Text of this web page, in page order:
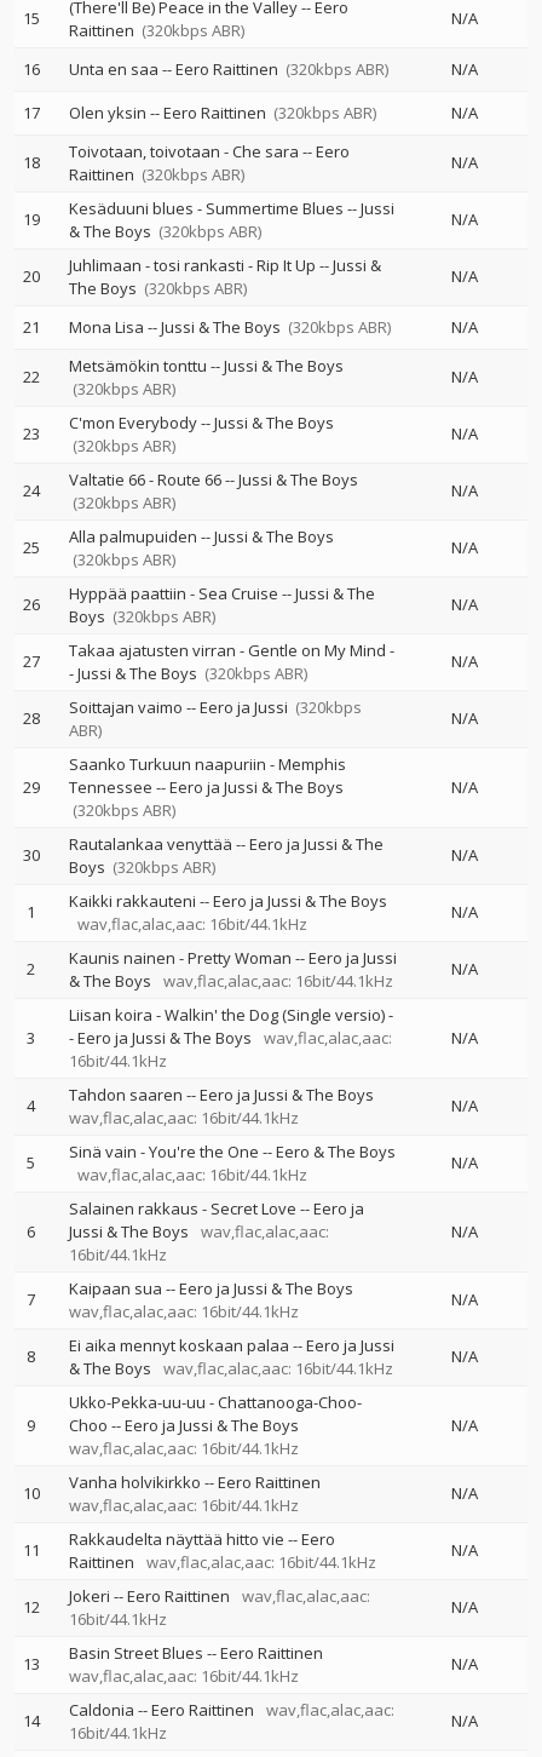
15 (There'll Be) Peace in the Valley--Eero
Raittinen (320kbps ABR)
N/A
16 Unta en saa --Eero Raittinen (320kbps ABR)
N/A
17
Olen yksin --Eero Raittinen (320kbps ABR) N/A
18 Toivotaan, toivotaan - Che sara --Eero
Raittinen (320kbps ABR)
N/A
19 Kesäduuni blues - Summertime Blues --Jussi
& The Boys (320kbps ABR)
N/A
20 Juhlimaan - tosi rankasti - Rip It Up --Jussi &
The Boys (320kbps ABR)
N/A
21 Mona Lisa --Jussi & The Boys (320kbps ABR) N/A
22 Metsämökin tonttu --Jussi & The Boys
(320kbps ABR)
N/A
23 C'mon Everybody--Jussi & The Boys
(320kbps ABR)
N/A
24 Valtatie 66 - Route 66--Jussi & The Boys
(320kbps ABR)
N/A
25 Alla palmupuiden --Jussi & The Boys
(320kbps ABR)
N/A
26 Hyppää paattiin - Sea Cruise --Jussi & The
Boys (320kbps ABR)
N/A
27 Takaa ajatusten virran - Gentle on My Mind -
-Jussi & The Boys (320kbps ABR)
N/A
28 Soittajan vaimo --Eero ja Jussi (320kbps
ABR)
N/A
29
Saanko Turkuun naapuriin - Memphis
Tennessee --Eero ja Jussi & The Boys
(320kbps ABR)
N/A
30 Rautalankaa venyttää --Eero ja Jussi & The
Boys (320kbps ABR)
N/A
1 Kaikki rakkauteni --Eero ja Jussi & The Boys
wav,flac,alac,aac: 16bit/44.1kHz
N/A
2 Kaunis nainen - Pretty Woman --Eero ja Jussi
& The Boys
wav,flac,alac,aac: 16bit/44.1kHz
N/A
3
Liisan koira - Walkin' the Dog (Single versio)-
-Eero ja Jussi & The Boys
wav,flac,alac,aac:
16bit/44.1kHz
N/A
4 Tahdon saaren --Eero ja Jussi & The Boys
wav,flac,alac,aac: 16bit/44.1kHz
N/A
5 Sinä vain - You're the One --Eero & The Boys
wav,flac,alac,aac: 16bit/44.1kHz
N/A
6
Salainen rakkaus - Secret Love --Eero ja
Jussi & The Boys
wav,flac,alac,aac:
16bit/44.1kHz
N/A
7 Kaipaan sua --Eero ja Jussi & The Boys
wav,flac,alac,aac: 16bit/44.1kHz
N/A
8 Ei aika mennyt koskaan palaa --Eero ja Jussi
& The Boys
wav,flac,alac,aac: 16bit/44.1kHz
N/A
9
Ukko-Pekka-uu-uu - Chattanooga-Choo-
Choo --Eero ja Jussi & The Boys
wav,flac,alac,aac: 16bit/44.1kHz
N/A
10 Vanha holvikirkko --Eero Raittinen
wav,flac,alac,aac: 16bit/44.1kHz
N/A
11 Rakkaudelta näyttää hitto vie --Eero
Raittinen
wav,flac,alac,aac: 16bit/44.1kHz
N/A
12 Jokeri --Eero Raittinen
wav,flac,alac,aac:
16bit/44.1kHz
N/A
13 Basin Street Blues --Eero Raittinen
wav,flac,alac,aac: 16bit/44.1kHz
N/A
14 Caldonia --Eero Raittinen
wav,flac,alac,aac:
16bit/44.1kHz
N/A